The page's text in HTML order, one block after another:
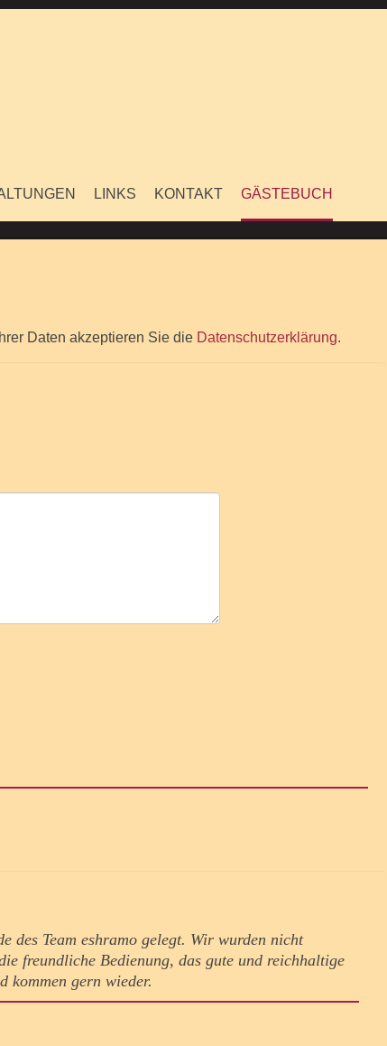
LINKS KONTAKT GÄSTEBUCH
Daten akzeptieren Sie die Datenschutzerklärung.
des Team eshramo gelegt. Wir wurden nicht
freundliche Bedienung, das gute und reichhaltige
kommen gern wieder.